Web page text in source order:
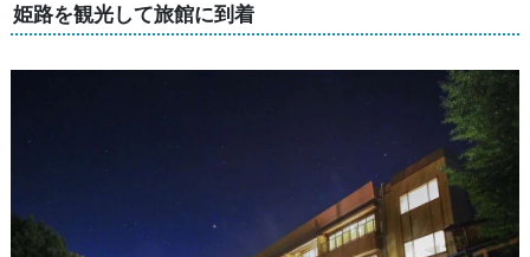
姫路を観光して旅館に到着